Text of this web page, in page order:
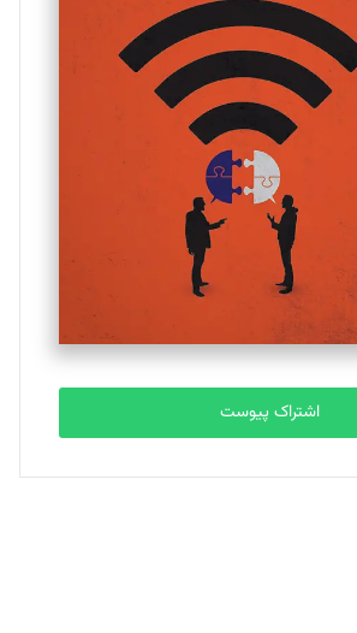
اشتراک پیوست